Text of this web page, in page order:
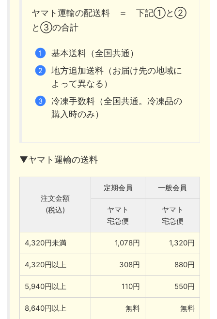
ヤマト運輸の配送料 ＝ 下記①と②
と③の合計
基本送料（全国共通）
地方追加送料（お届け先の地域に
よって異なる）
冷凍手数料（全国共通。冷凍品の
購入時のみ）
▼ヤマト運輸の送料
注文金額
(税込)
定期会員 一般会員
ヤマト
宅急便
ヤマト
宅急便
4,320円未満 1,078円 1,320円
4,320円以上 308円 880円
5,940円以上 110円 550円
8,640円以上 無料 無料